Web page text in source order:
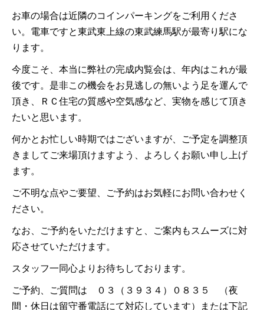
お車の場合は近隣のコインパーキングをご利用くださ
い。電車ですと東武東上線の東武練馬駅が最寄り駅にな
ります。
今度こそ、本当に弊社の完成内覧会は、年内はこれが最
後です。是非この機会をお見逃しの無いよう足を運んで
頂き、ＲＣ住宅の質感や空気感など、実物を感じて頂き
たいと思います。
何かとお忙しい時期ではございますが、ご予定を調整頂
きましてご来場頂けますよう、よろしくお願い申し上げ
ます。
ご不明な点やご要望、ご予約はお気軽にお問い合わせく
ださい。
なお、ご予約をいただけますと、ご案内もスムーズに対
応させていただけます。
スタッフ一同心よりお待ちしております。
ご予約、ご質問は ０３（３９３４）０８３５ （夜
間・休日は留守番電話にて対応しています）または下記